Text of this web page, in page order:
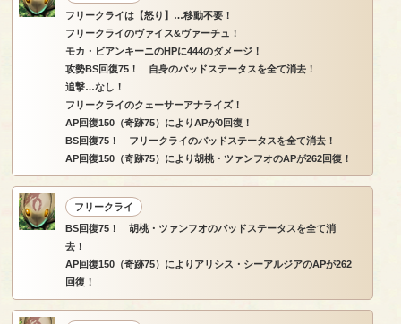
フリークライは【怒り】…移動不要！
フリークライのヴァイス&ヴァーチュ！
モカ・ビアンキーニのHPに444のダメージ！
攻勢BS回復75！ 自身のバッドステータスを全て消去！
追撃…なし！
フリークライのクェーサーアナライズ！
AP回復150（奇跡75）によりAPが0回復！
BS回復75！ フリークライのバッドステータスを全て消去！
AP回復150（奇跡75）により胡桃・ツァンフオのAPが262回復！
フリークライ
BS回復75！ 胡桃・ツァンフオのバッドステータスを全て消
去！
AP回復150（奇跡75）によりアリシス・シーアルジアのAPが262
回復！